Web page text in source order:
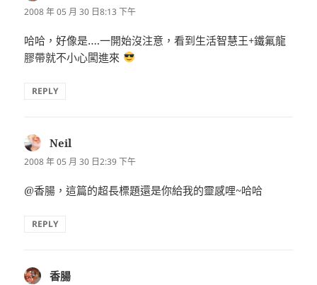
示:
2008 年 05 月 30 日8:13 下午
哈哈，好像是….一開始沒注意，看到生活智慧王+鐵氟龍
膠帶就不小心闖進來
REPLY
Neil
示:
2008 年 05 月 30 日2:39 下午
@香腸，這篇的超長標題還是你給我的靈感哩~哈哈
REPLY
香腸